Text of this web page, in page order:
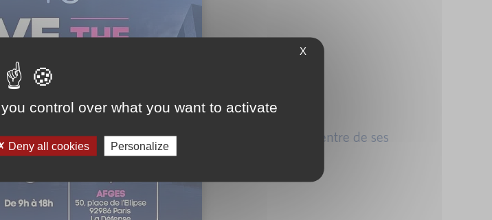
de la finance, AFGES a placé les enjeux RSE au centre de ses
de manière responsable et durable.
X
control over what you want to activate
Deny all cookies Personalize